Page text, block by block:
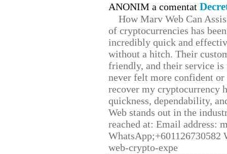
ANONIM a comentat
How Marv Web Can
of cryptocurrencies has
incredibly quick and
without a hitch. Their
friendly, and their service
never felt more confident
recover my cryptocurrency
quickness, dependability,
Web stands out in the
reached at: Email address:
web-crypto-expe